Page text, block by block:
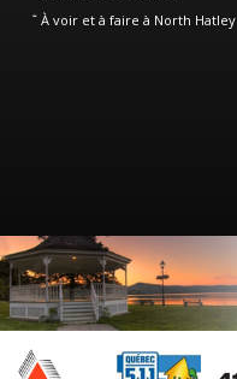
À voir et à faire à North Hatley